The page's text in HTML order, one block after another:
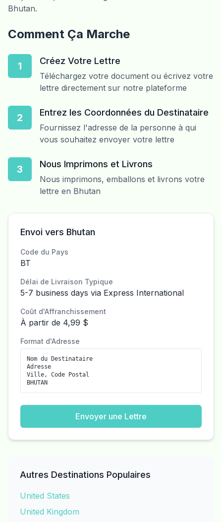
Bhutan.
Comment Ça Marche
1 Créez Votre Lettre
Téléchargez votre document ou écrivez votre
lettre directement sur notre plateforme
2 Entrez les Coordonnées du Destinataire
Fournissez l'adresse de la personne à qui
vous souhaitez envoyer votre lettre
3 Nous Imprimons et Livrons
Nous imprimons, emballons et livrons votre
lettre en Bhutan
Envoi vers Bhutan
Code du Pays
BT
Délai de Livraison Typique
5-7 business days via Express International
Coût d'Affranchissement
À partir de 4,99 $
Format d'Adresse
Nom du Destinataire
Adresse
Ville, Code Postal
BHUTAN
Envoyer une Lettre
Autres Destinations Populaires
United States
United Kingdom